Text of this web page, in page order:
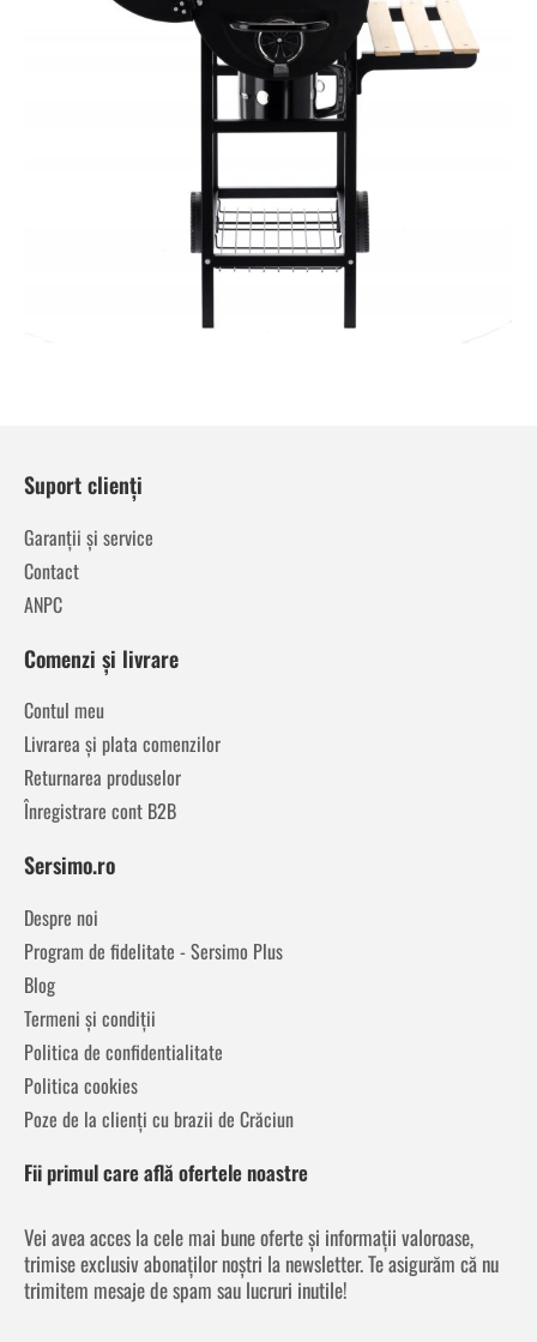
Suport clienți
Garanții și service
Contact
ANPC
Comenzi și livrare
Contul meu
Livrarea și plata comenzilor
Returnarea produselor
Înregistrare cont B2B
Sersimo.ro
Despre noi
Program de fidelitate - Sersimo Plus
Blog
Termeni și condiții
Politica de confidentialitate
Politica cookies
Poze de la clienți cu brazii de Crăciun
Fii primul care află ofertele noastre
Vei avea acces la cele mai bune oferte și informații valoroase,
trimise exclusiv abonaților noștri la newsletter. Te asigurăm că nu
trimitem mesaje de spam sau lucruri inutile!